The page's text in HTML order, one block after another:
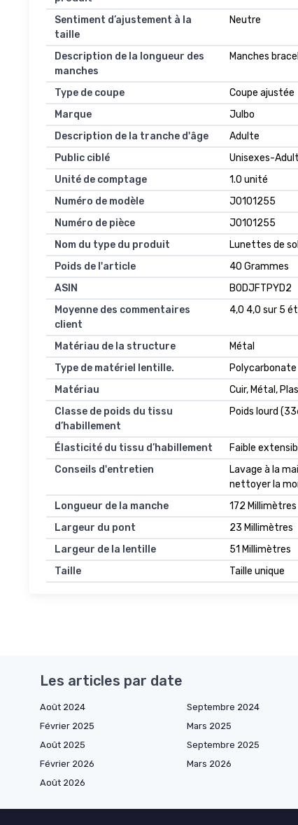
Sentiment d’ajustement à la
taille
Neutre
Description de la longueur des
manches
Manches
Type de coupe
Coupe ajustée
Marque
Julbo
Description de la tranche d'âge
Adulte
Public ciblé
Unisexes-
Unité de comptage
1.0 unité
Numéro de modèle
J0101255
Numéro de pièce
J0101255
Nom du type du produit
Lunettes de
Poids de l'article
40 Grammes
ASIN
B0DJFTPYD2
Moyenne des commentaires
client
4,0 4,0 sur 5
Matériau de la structure
Métal
Type de matériel lentille.
Polycarbonate
Matériau
Cuir, Métal,
Classe de poids du tissu
d’habillement
Poids lourd
Élasticité du tissu d’habillement
Faible
Conseils d'entretien
Lavage à la
nettoyer la
Longueur de la manche
172 Millimètres
Largeur du pont
23 Millimètres
Largeur de la lentille
51 Millimètres
Taille
Taille unique
Les articles par date
Août 2024 Septembre 2024
Février 2025
Mars 2025
Août 2025
Septembre 2025
Février 2026
Mars 2026
Août 2026